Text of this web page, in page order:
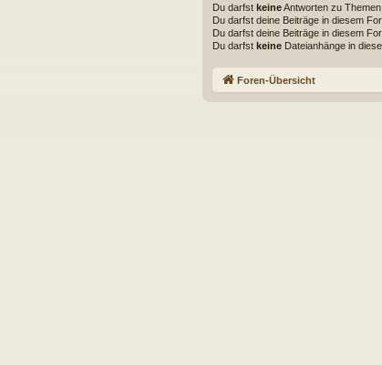
Du darfst keineAntworten zu
Du darfst deine Beiträge in diesem
Du darfst deine Beiträge in diesem
Du darfst keine Dateianhänge in
Foren-Übersicht